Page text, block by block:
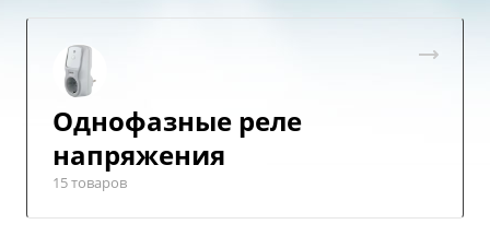
Однофазные реле
напряжения
15 товаров